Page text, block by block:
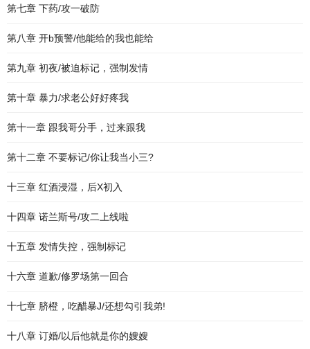
第七章 下药/攻一破防
第八章 开b预警/他能给的我也能给
第九章 初夜/被迫标记，强制发情
第十章 暴力/求老公好好疼我
第十一章 跟我哥分手，过来跟我
第十二章 不要标记/你让我当小三?
十三章 红酒浸湿，后X初入
十四章 诺兰斯号/攻二上线啦
十五章 发情失控，强制标记
十六章 道歉/修罗场第一回合
十七章 脐橙，吃醋暴J/还想勾引我弟!
十八章 订婚/以后他就是你的嫂嫂